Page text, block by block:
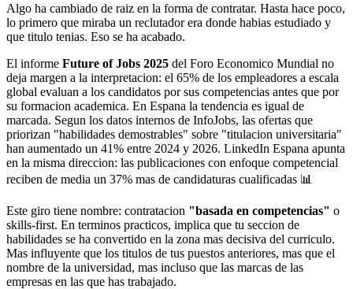
Algo ha cambiado de raiz en la forma de contratar. Hasta hace poco,
lo primero que miraba un reclutador era donde habias estudiado y
que titulo tenias. Eso se ha acabado.
El informe Future of Jobs 2025 del Foro Economico Mundial no
deja margen a la interpretacion: el 65% de los empleadores a escala
global evaluan a los candidatos por sus competencias antes que por
su formacion academica. En Espana la tendencia es igual de
marcada. Segun los datos internos de InfoJobs, las ofertas que
priorizan "habilidades demostrables" sobre "titulacion universitaria"
han aumentado un 41% entre 2024 y 2026. LinkedIn Espana apunta
en la misma direccion: las publicaciones con enfoque competencial
reciben de media un 37% mas de candidaturas cualificadas 📊
Este giro tiene nombre: contratacion "basada en competencias" o
skills-first. En terminos practicos, implica que tu seccion de
habilidades se ha convertido en la zona mas decisiva del curriculo.
Mas influyente que los titulos de tus puestos anteriores, mas que el
nombre de la universidad, mas incluso que las marcas de las
empresas en las que has trabajado.